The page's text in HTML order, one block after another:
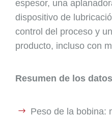
espesor, una
dispositivo de
control del proceso y
producto, incluso con
Resumen de los
Peso de la bobina: